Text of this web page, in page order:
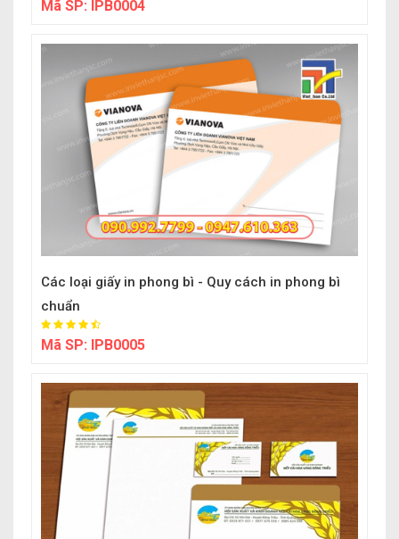
Mã SP: IPB0004
Các loại giấy in phong bì - Quy cách in phong bì
chuẩn
Mã SP: IPB0005